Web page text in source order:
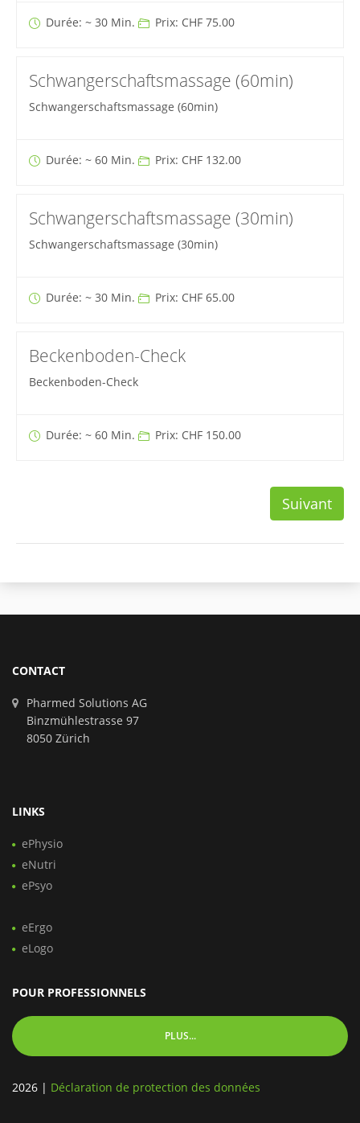
Durée: ~ 30 Min. Prix: CHF 75.00
Schwangerschaftsmassage (60min)
Schwangerschaftsmassage (60min)
Durée: ~ 60 Min. Prix: CHF 132.00
Schwangerschaftsmassage (30min)
Schwangerschaftsmassage (30min)
Durée: ~ 30 Min. Prix: CHF 65.00
Beckenboden-Check
Beckenboden-Check
Durée: ~ 60 Min. Prix: CHF 150.00
Suivant
CONTACT
Pharmed Solutions AG
Binzmühlestrasse 97
8050 Zürich
LINKS
ePhysio
eNutri
ePsyo
eErgo
eLogo
POUR PROFESSIONNELS
PLUS...
2026 | Déclaration de protection des données